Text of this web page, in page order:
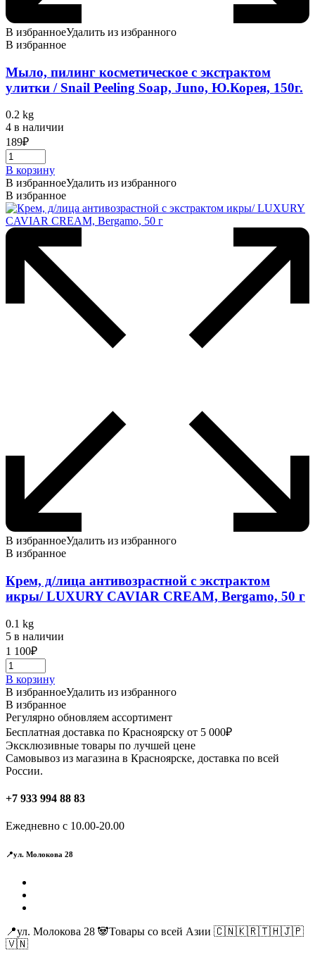
В избранноеУдалить из избранного
В избранное
Мыло, пилинг косметическое с экстрактом
улитки / Snail Peeling Soap, Juno, Ю.Корея, 150г.
0.2 kg
4 в наличии
189₽
В корзину
В избранноеУдалить из избранного
В избранное
В избранноеУдалить из избранного
В избранное
Крем, д/лица антивозрастной с экстрактом
икры/ LUXURY CAVIAR CREAM, Bergamo, 50 г
0.1 kg
5 в наличии
1 100₽
В корзину
В избранноеУдалить из избранного
В избранное
Регулярно обновляем ассортимент
Бесплатная доставка по Красноярску от 5 000₽
Эксклюзивные товары по лучшей цене
Самовывоз из магазина в Красноярске, доставка по всей
России.
+7 933 994 88 83
Ежедневно с 10.00-20.00
📍ул. Молокова 28
📍ул. Молокова 28 🐼Товары со всей Азии 🇨🇳🇰🇷🇹🇭🇯🇵
🇻🇳